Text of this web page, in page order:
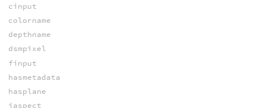
cinput
colorname
depthname
dsmpixel
finput
hasmetadata
hasplane
iaspect